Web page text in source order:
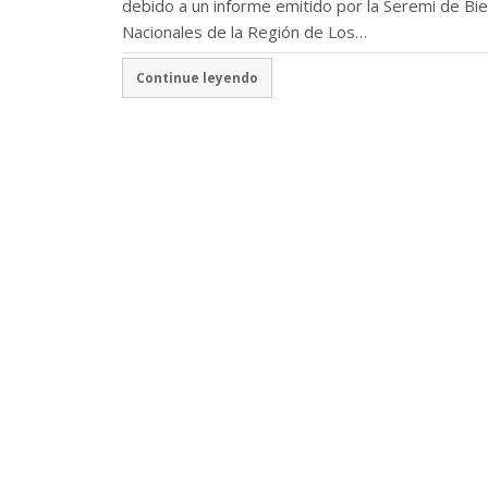
debido a un informe emitido por la Seremi de
Nacionales de la Región de Los…
Continue leyendo